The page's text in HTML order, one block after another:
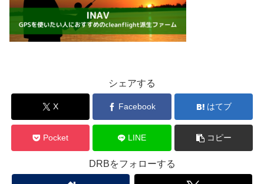
シェアする
X Facebook はてブ
Pocket LINE コピー
DRBをフォローする